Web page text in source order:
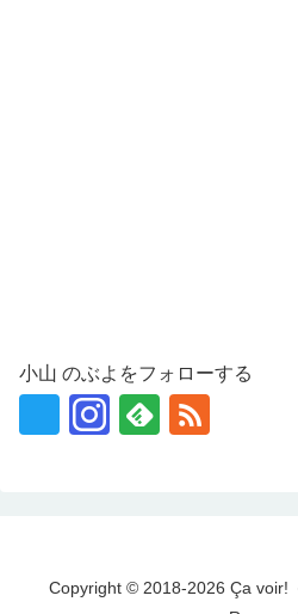
小山 のぶよをフォローする
Copyright © 2018-2026 Ça voir!